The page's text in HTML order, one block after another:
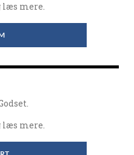
læs mere.
læs mere.